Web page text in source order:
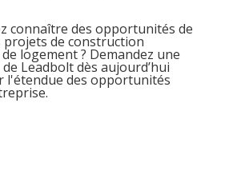
connaître des opportunités de
de construction
logement ? Demandez une
Leadbolt dès aujourd’hui
l'étendue des opportunités